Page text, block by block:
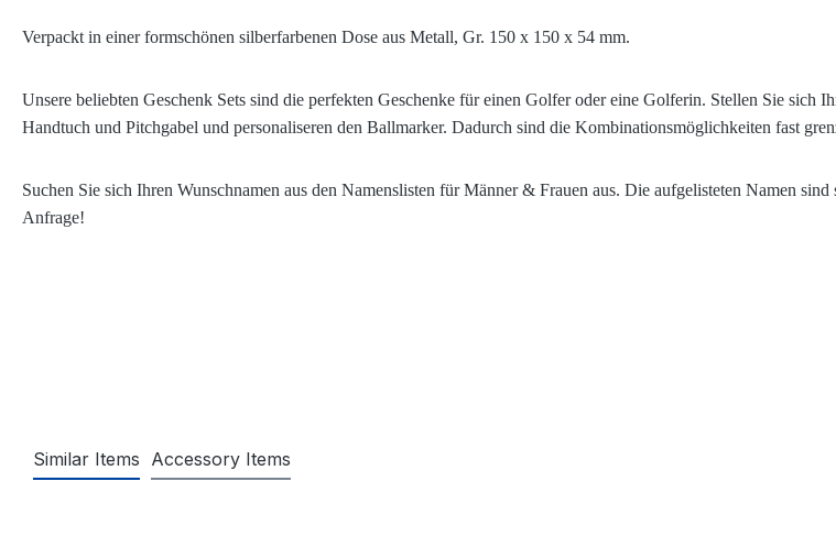
Verpackt in einer formschönen silberfarbenen Dose aus Metall, Gr. 150 x 150 x 54 mm.
Unsere beliebten Geschenk Sets sind die perfekten Geschenke für einen Golfer oder eine Golferin. Stellen Sie
Handtuch und Pitchgabel und personaliseren den Ballmarker. Dadurch sind die Kombinationsmöglichkeiten fast
Suchen Sie sich Ihren Wunschnamen aus den Namenslisten für Männer & Frauen aus. Die aufgelisteten Namen
Anfrage!
Similar Items Accessory Items